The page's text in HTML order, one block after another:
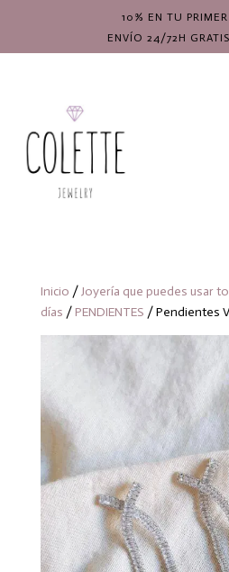
10% EN TU
ENVÍO 24/72H
Inicio /Joyería que puedes usar
días / PENDIENTES / Pendientes